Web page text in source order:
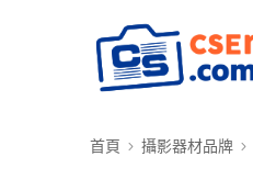
首頁 攝影器材品牌